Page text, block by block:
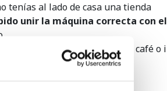
tenías al lado de casa una tienda
unir la máquina correcta con
y probar nuevos tipos de café o